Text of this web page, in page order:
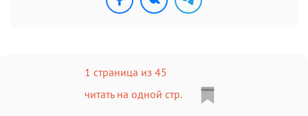
1 страница из 45
читать на одной стр.